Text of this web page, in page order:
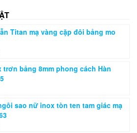
Titan mạ vàng cặp đôi bảng mo
trơn bảng 8mm phong cách Hàn
sao nữ inox tòn ten tam giác mạ